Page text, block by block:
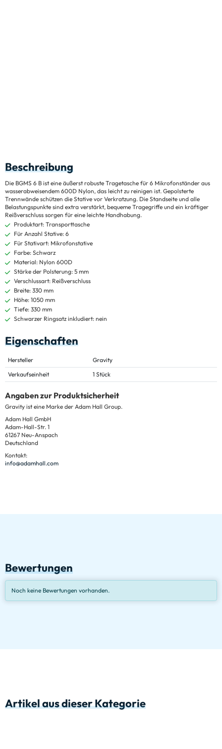
Beschreibung
Die BGMS 6 B ist eine äußerst robuste Tragetasche für 6 Mikrofonständer aus
wasserabweisendem 600D Nylon, das leicht zu reinigen ist. Gepolsterte
Trennwände schützen die Stative vor Verkratzung. Die Standseite und alle
Belastungspunkte sind extra verstärkt, bequeme Tragegriffe und ein kräftiger
Reißverschluss sorgen für eine leichte Handhabung.
Produktart: Transporttasche
Für Anzahl Stative: 6
Für Stativart: Mikrofonstative
Farbe: Schwarz
Material: Nylon 600D
Stärke der Polsterung: 5 mm
Verschlussart: Reißverschluss
Breite: 330 mm
Höhe: 1050 mm
Tiefe: 330 mm
Schwarzer Ringsatz inkludiert: nein
Eigenschaften
Hersteller
Gravity
Verkaufseinheit
1 Stück
Angaben zur Produktsicherheit
Gravity ist eine Marke der Adam Hall Group.
Adam Hall GmbH
Adam-Hall-Str. 1
61267 Neu-Anspach
Deutschland
Kontakt:
info@adamhall.com
Bewertungen
Noch keine Bewertungen vorhanden.
Artikel aus dieser Kategorie